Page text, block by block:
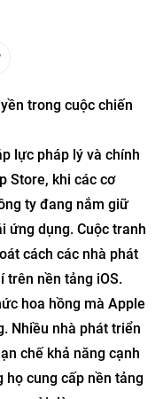
trong cuộc chiến
lực pháp lý và chính
Store, khi các cơ
ty đang nắm giữ
ứng dụng. Cuộc tranh
cách các nhà phát
trên nền tảng iOS.
hoa hồng mà Apple
Nhiều nhà phát triển
chế khả năng cạnh
họ cung cấp nền tảng